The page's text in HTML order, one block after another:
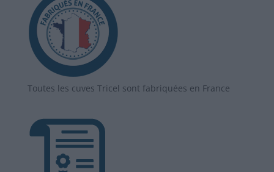
Toutes les cuves Tricel sont fabriquées en France